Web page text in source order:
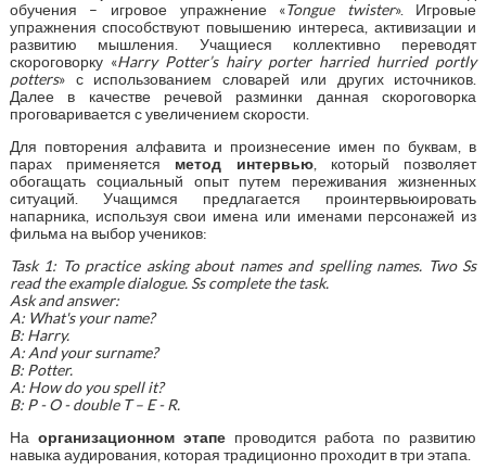
обучения – игровое упражнение «Tongue twister». Игровые
упражнения способствуют повышению интереса, активизации и
развитию мышления. Учащиеся коллективно переводят
скороговорку «Harry Potter’s hairy porter harried hurried portly
potters» с использованием словарей или других источников.
Далее в качестве речевой разминки данная скороговорка
проговаривается с увеличением скорости.
Для повторения алфавита и произнесение имен по буквам, в
парах применяется метод интервью, который позволяет
обогащать социальный опыт путем переживания жизненных
ситуаций. Учащимся предлагается проинтервьюировать
напарника, используя свои имена или именами персонажей из
фильма на выбор учеников:
Task 1: To practice asking about names and spelling names. Two Ss
read the example dialogue. Ss complete the task.
Ask and answer:
A: What's your name?
B: Harry.
A: And your surname?
B: Potter.
A: How do you spell it?
B: P - O - double T – E - R.
На организационном этапепроводится работа по развитию
навыка аудирования, которая традиционно проходит в три этапа.